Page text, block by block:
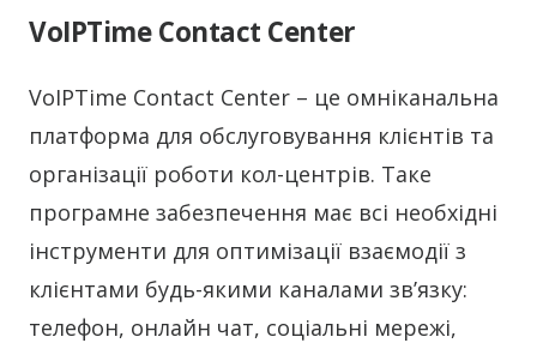
VoIPTime Contact Center
VoIPTime Contact Center – це омніканальна
платформа для обслуговування клієнтів та
організації роботи кол-центрів. Таке
програмне забезпечення має всі необхідні
інструменти для оптимізації взаємодії з
клієнтами будь-якими каналами зв’язку:
телефон, онлайн чат, соціальні мережі,